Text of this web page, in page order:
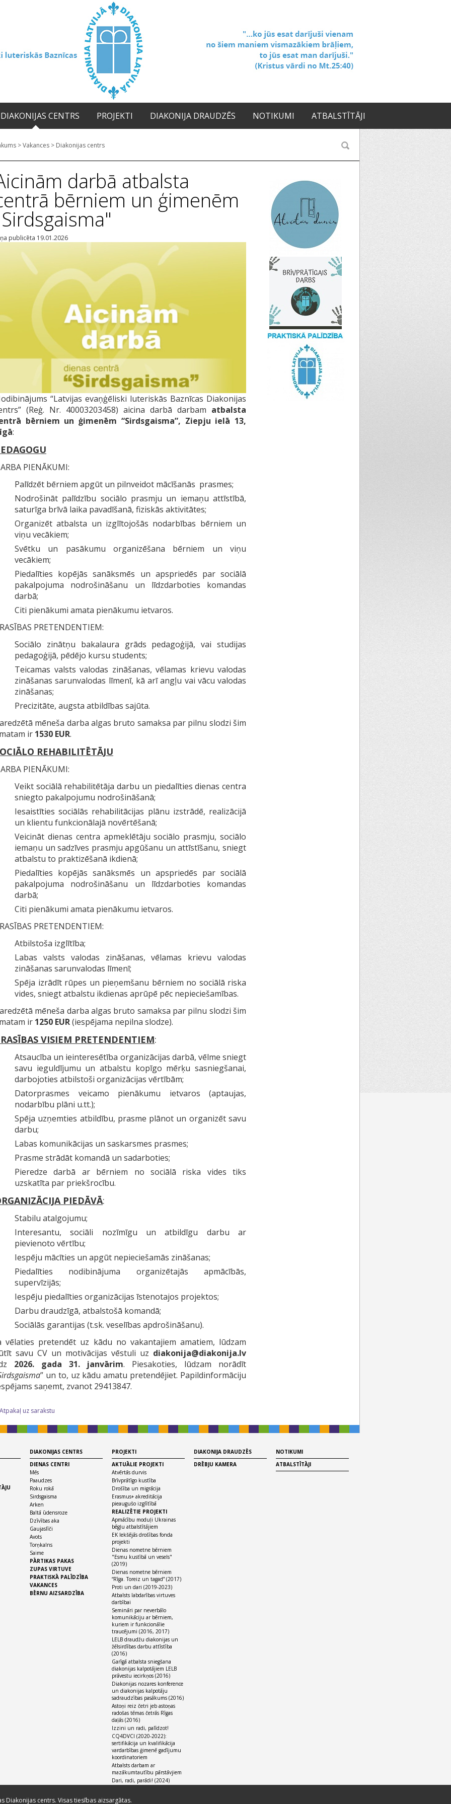
DIAKONIJAS CENTRS PROJEKTI DIAKONIJA DRAUDZĒS NOTIKUMI ATBALSTĪTĀJI
>Vakances > Diakonijas centrs
darbā atbalsta
bērniem un ģimenēm
publicēta 19.01.2026
“Latvijas evaņģēliski luteriskās Baznīcas Diakonijas
(Reģ. Nr. 40003203458) aicina darbā darbam atbalsta
bērniem un ģimenēm “Sirdsgaisma”, Ziepju ielā 13,
:
PIENĀKUMI:
Palīdzēt bērniem apgūt un pilnveidot mācīšanās prasmes;
Nodrošināt palīdzību sociālo prasmju un iemaņu attīstībā,
saturīga brīvā laika pavadīšanā, fiziskās aktivitātes;
Organizēt atbalsta un izglītojošās nodarbības bērniem un
viņu vecākiem;
Svētku un pasākumu organizēšana bērniem un viņu
vecākiem;
Piedalīties kopējās sanāksmēs un apspriedēs par sociālā
pakalpojuma nodrošināšanu un līdzdarboties komandas
darbā;
Citi pienākumi amata pienākumu ietvaros.
PRETENDENTIEM:
Sociālo zinātņu bakalaura grāds pedagoģijā, vai studijas
pedagoģijā, pēdējo kursu students;
Teicamas valsts valodas zināšanas, vēlamas krievu valodas
zināšanas sarunvalodas līmenī, kā arī angļu vai vācu valodas
zināšanas;
Precizitāte, augsta atbildības sajūta.
mēneša darba algas bruto samaksa par pilnu slodzi šim
ir 1530 EUR.
REHABILITĒTĀJU
PIENĀKUMI:
Veikt sociālā rehabilitētāja darbu un piedalīties dienas centra
sniegto pakalpojumu nodrošināšanā;
Iesaistīties sociālās rehabilitācijas plānu izstrādē, realizācijā
un klientu funkcionālajā novērtēšanā;
Veicināt dienas centra apmeklētāju sociālo prasmju, sociālo
iemaņu un sadzīves prasmju apgūšanu un attīstīšanu, sniegt
atbalstu to praktizēšanā ikdienā;
Piedalīties kopējās sanāksmēs un apspriedēs par sociālā
pakalpojuma nodrošināšanu un līdzdarboties komandas
darbā;
Citi pienākumi amata pienākumu ietvaros.
PRETENDENTIEM:
Atbilstoša izglītība;
Labas valsts valodas zināšanas, vēlamas krievu valodas
zināšanas sarunvalodas līmenī;
Spēja izrādīt rūpes un pieņemšanu bērniem no sociālā riska
vides, sniegt atbalstu ikdienas aprūpē pēc nepieciešamības.
mēneša darba algas bruto samaksa par pilnu slodzi šim
ir 1250 EUR(iespējama nepilna slodze).
VISIEM PRETENDENTIEM:
Atsaucība un ieinteresētība organizācijas darbā, vēlme sniegt
savu ieguldījumu un atbalstu kopīgo mērķu sasniegšanai,
darbojoties atbilstoši organizācijas vērtībām;
Datorprasmes veicamo pienākumu ietvaros (aptaujas,
nodarbību plāni u.tt.);
Spēja uzņemties atbildību, prasme plānot un organizēt savu
darbu;
Labas komunikācijas un saskarsmes prasmes;
Prasme strādāt komandā un sadarboties;
Pieredze darbā ar bērniem no sociālā riska vides tiks
uzskatīta par priekšrocību.
PIEDĀVĀ:
Stabilu atalgojumu;
Interesantu, sociāli nozīmīgu un atbildīgu darbu ar
pievienoto vērtību;
Iespēju mācīties un apgūt nepieciešamās zināšanas;
Piedalīties nodibinājuma organizētajās apmācībās,
supervīzijās;
Iespēju piedalīties organizācijas īstenotajos projektos;
Darbu draudzīgā, atbalstošā komandā;
Sociālās garantijas (t.sk. veselības apdrošināšanu).
vēlaties pretendēt uz kādu no vakantajiem amatiem, lūdzam
savu CV un motivācijas vēstuli uz diakonija@diakonija.lv
2026. gada 31. janvārim. Piesakoties, lūdzam norādīt
” un to, uz kādu amatu pretendējiet. Papildinformāciju
saņemt, zvanot 29413847.
uz sarakstu
DIAKONIJAS CENTRS
DIENAS CENTRI
Mēs
Paaudzes
Roku rokā
Sirdsgaisma
Arken
Baltā ūdensroze
Dzīvības aka
Gaujaslīči
Avots
Torņkalns
Saime
PĀRTIKAS PAKAS
ZUPAS VIRTUVE
PRAKTISKĀ PALĪDZĪBA
VAKANCES
BĒRNU AIZSARDZĪBA
PROJEKTI
AKTUĀLIE PROJEKTI
Atvērtās durvis
Brīvprātīgo kustība
Drošība un migrācija
Erasmus+ akreditācija
pieaugušo izglītībā
REALIZĒTIE PROJEKTI
Apmācību moduļi Ukrainas
bēgļu atbalstītājiem
EK Iekšējās drošības fonda
projekti
Dienas nometne bērniem
"Esmu kustībā un vesels"
(2019)
Dienas nometne bērniem
“Rīga. Toreiz un tagad” (2017)
Proti un dari (2019-2023)
Atbalsts labdarības virtuves
darbībai
Semināri par neverbālo
komunikāciju ar bērniem,
kuriem ir funkcionālie
traucējumi (2016, 2017)
LELB draudžu diakonijas un
žēlsirdības darbu attīstība
(2016)
Garīgā atbalsta sniegšana
diakonijas kalpotājiem LELB
prāvestu iecirkņos (2016)
Diakonijas nozares konference
un diakonijas kalpotāju
sadraudzības pasākums (2016)
Astoņi reiz četri jeb astoņas
radošas tēmas četrās Rīgas
daļās (2016)
Izzini un radi, palīdzot!
CQ4DVCI (2020-2022):
sertifikācija un kvalifikācija
vardarbības ģimenē gadījumu
koordinatoriem
Atbalsts darbam ar
mazākumtautību pārstāvjiem
Dari, radi, parādi! (2024)
DIAKONIJA DRAUDZĒS
DRĒBJU KAMERA
NOTIKUMI
ATBALSTĪTĀJI
Diakonijas centrs. Visas tiesības aizsargātas.